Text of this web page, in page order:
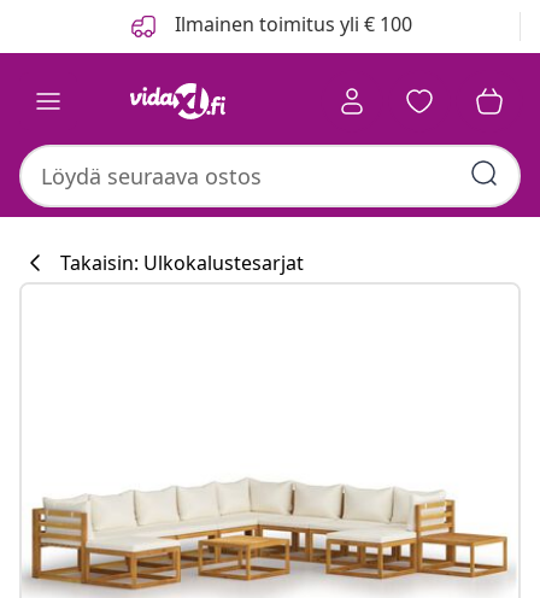
Ilmainen toimitus yli € 100
Takaisin: Ulkokalustesarjat